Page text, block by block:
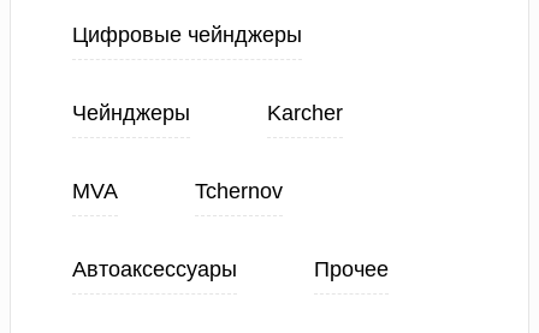
Цифровые чейнджеры
Чейнджеры Karcher
MVA Tchernov
Автоаксессуары Прочее